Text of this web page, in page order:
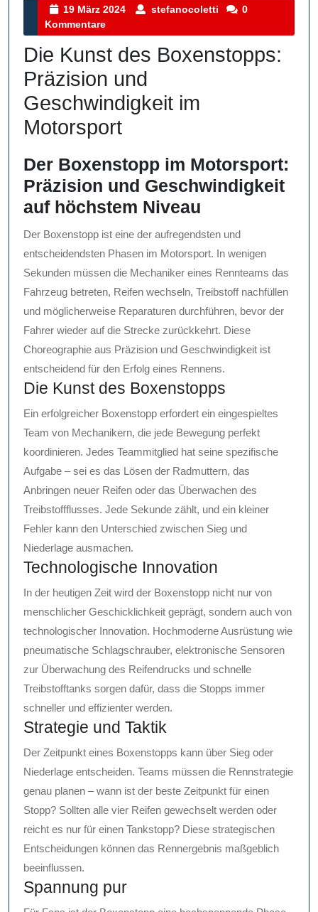
19 März 2024
19
2024
stefanocoletti stefanocoletti
0
Kommentare
Die Kunst des Boxenstopps:
Präzision und
Geschwindigkeit im
Motorsport
Der Boxenstopp im Motorsport:
Präzision und Geschwindigkeit
auf höchstem Niveau
Der Boxenstopp ist eine der aufregendsten und
entscheidendsten Phasen im Motorsport. In wenigen
Sekunden müssen die Mechaniker eines Rennteams das
Fahrzeug betreten, Reifen wechseln, Treibstoff nachfüllen
und möglicherweise Reparaturen durchführen, bevor der
Fahrer wieder auf die Strecke zurückkehrt. Diese
Choreographie aus Präzision und Geschwindigkeit ist
entscheidend für den Erfolg eines Rennens.
Die Kunst des Boxenstopps
Ein erfolgreicher Boxenstopp erfordert ein eingespieltes
Team von Mechanikern, die jede Bewegung perfekt
koordinieren. Jedes Teammitglied hat seine spezifische
Aufgabe – sei es das Lösen der Radmuttern, das
Anbringen neuer Reifen oder das Überwachen des
Treibstoffflusses. Jede Sekunde zählt, und ein kleiner
Fehler kann den Unterschied zwischen Sieg und
Niederlage ausmachen.
Technologische Innovation
In der heutigen Zeit wird der Boxenstopp nicht nur von
menschlicher Geschicklichkeit geprägt, sondern auch von
technologischer Innovation. Hochmoderne Ausrüstung wie
pneumatische Schlagschrauber, elektronische Sensoren
zur Überwachung des Reifendrucks und schnelle
Treibstofftanks sorgen dafür, dass die Stopps immer
schneller und effizienter werden.
Strategie und Taktik
Der Zeitpunkt eines Boxenstopps kann über Sieg oder
Niederlage entscheiden. Teams müssen die Rennstrategie
genau planen – wann ist der beste Zeitpunkt für einen
Stopp? Sollten alle vier Reifen gewechselt werden oder
reicht es nur für einen Tankstopp? Diese strategischen
Entscheidungen können das Rennergebnis maßgeblich
beeinflussen.
Spannung pur